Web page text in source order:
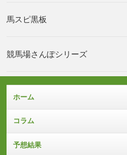
馬スピ黒板
競馬場さんぽシリーズ
ホーム
コラム
予想結果